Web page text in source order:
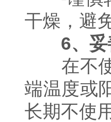
干燥，避
6、
在不使
端温度或
长期不使